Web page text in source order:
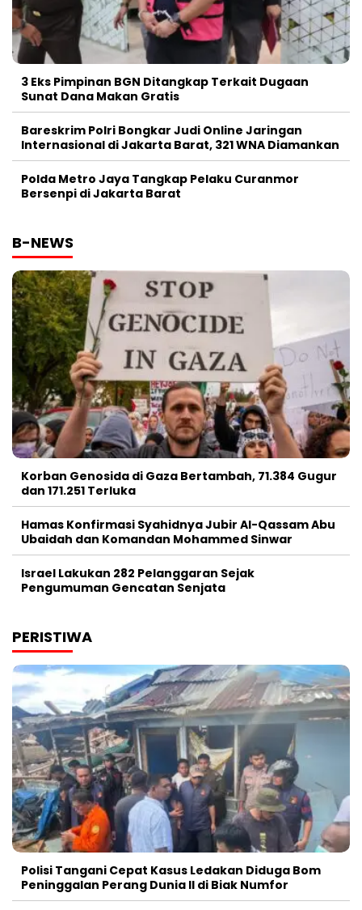
3 Eks Pimpinan BGN Ditangkap Terkait Dugaan
Sunat Dana Makan Gratis
Bareskrim Polri Bongkar Judi Online Jaringan
Internasional di Jakarta Barat, 321 WNA Diamankan
Polda Metro Jaya Tangkap Pelaku Curanmor
Bersenpi di Jakarta Barat
B-NEWS
Korban Genosida di Gaza Bertambah, 71.384 Gugur
dan 171.251 Terluka
Hamas Konfirmasi Syahidnya Jubir Al-Qassam Abu
Ubaidah dan Komandan Mohammed Sinwar
Israel Lakukan 282 Pelanggaran Sejak
Pengumuman Gencatan Senjata
PERISTIWA
Polisi Tangani Cepat Kasus Ledakan Diduga Bom
Peninggalan Perang Dunia II di Biak Numfor